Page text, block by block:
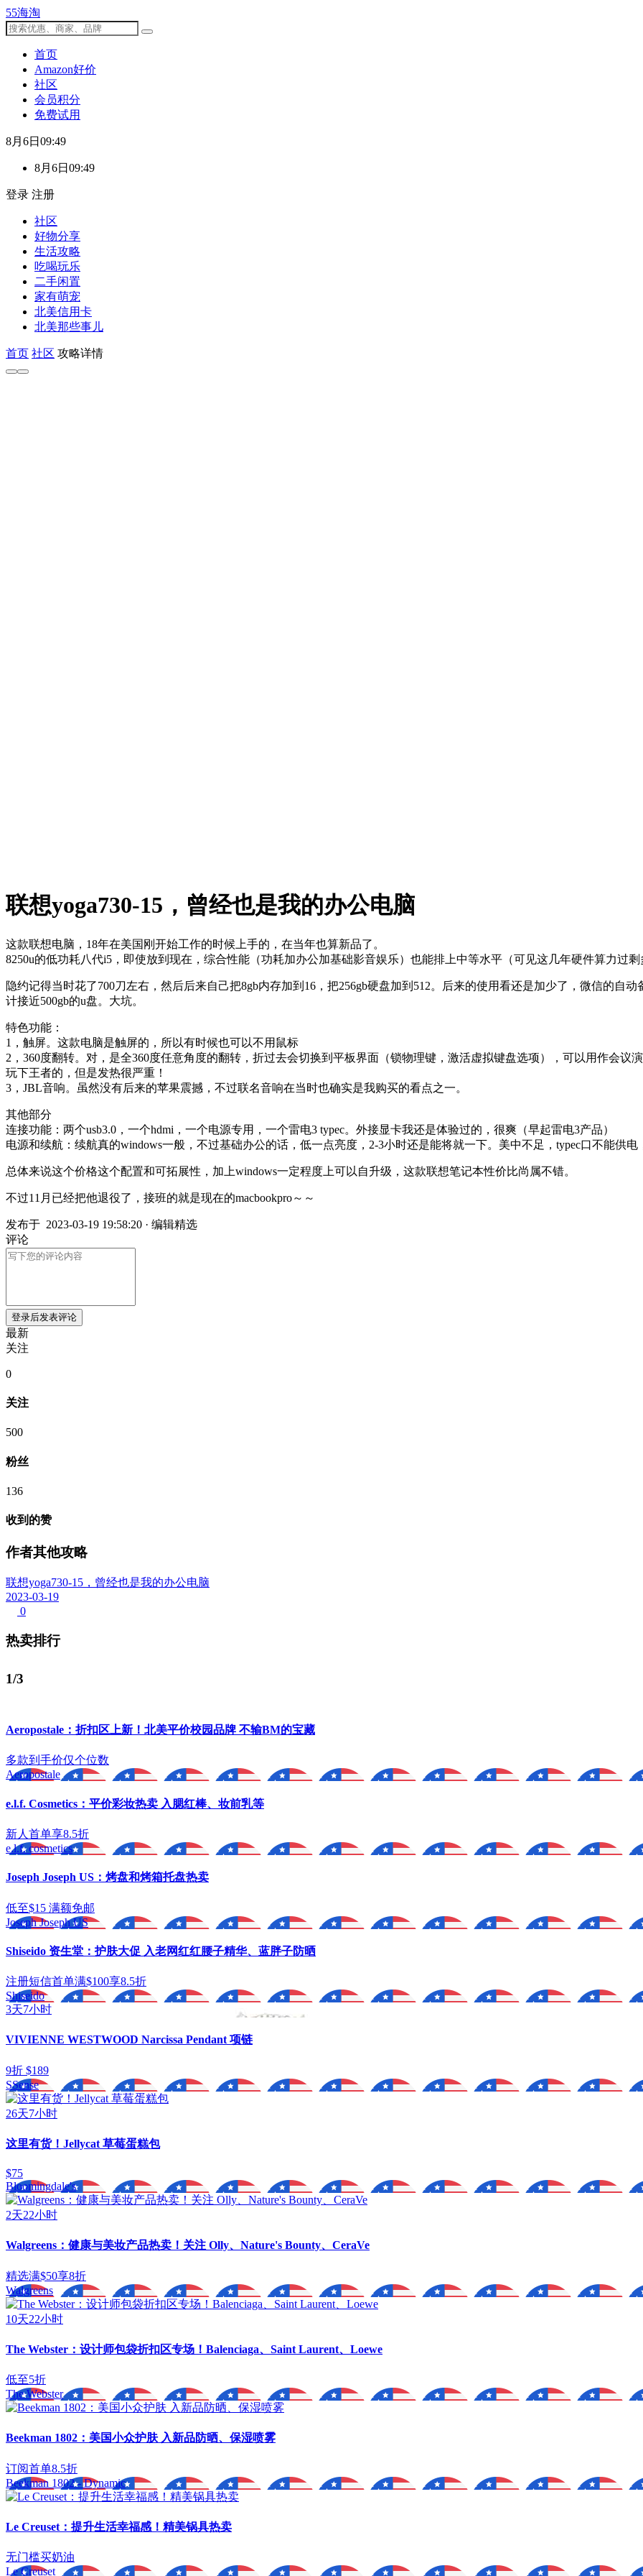
55海淘
首页
Amazon好价
社区
会员积分
免费试用
8月6日09:49
8月6日09:49
登录 注册
社区
好物分享
生活攻略
吃喝玩乐
二手闲置
家有萌宠
北美信用卡
北美那些事儿
首页 社区 攻略详情
联想yoga730-15，曾经也是我的办公电脑
这款联想电脑，18年在美国刚开始工作的时候上手的，在当年也算新品了。
8250u的低功耗八代i5，即使放到现在，综合性能（功耗加办公加基础影音娱乐）也能排上中等水平（可见这几年硬件算力过剩
隐约记得当时花了700刀左右，然后后来自己把8gb内存加到16，把256gb硬盘加到512。后来的使用看还是加少了，微信的自
计接近500gb的u盘。大坑。
特色功能：
1，触屏。这款电脑是触屏的，所以有时候也可以不用鼠标
2，360度翻转。对，是全360度任意角度的翻转，折过去会切换到平板界面（锁物理键，激活虚拟键盘选项），可以用作会议
玩下王者的，但是发热很严重！
3，JBL音响。虽然没有后来的苹果震撼，不过联名音响在当时也确实是我购买的看点之一。
其他部分
连接功能：两个usb3.0，一个hdmi，一个电源专用，一个雷电3 typec。外接显卡我还是体验过的，很爽（早起雷电3产品）
电源和续航：续航真的windows一般，不过基础办公的话，低一点亮度，2-3小时还是能将就一下。美中不足，typec口不能供电
总体来说这个价格这个配置和可拓展性，加上windows一定程度上可以自升级，这款联想笔记本性价比尚属不错。
不过11月已经把他退役了，接班的就是现在的macbookpro～～
发布于 2023-03-19 19:58:20 · 编辑精选
评论
登录后发表评论
最新
关注
0
关注
500
粉丝
136
收到的赞
作者其他攻略
联想yoga730-15，曾经也是我的办公电脑
2023-03-19
0
热卖排行
1/3
Aeropostale：折扣区上新！北美平价校园品牌 不输BM的宝藏
多款到手价仅个位数
Aeropostale
e.l.f. Cosmetics：平价彩妆热卖 入腮红棒、妆前乳等
新人首单享8.5折
e.l.f. cosmetics
Joseph Joseph US：烤盘和烤箱托盘热卖
低至$15 满额免邮
Joseph Joseph US
Shiseido 资生堂：护肤大促 入老网红红腰子精华、蓝胖子防晒
注册短信首单满$100享8.5折
Shiseido
3天7小时
VIVIENNE WESTWOOD Narcissa Pendant 项链
9折 $189
SSense
26天7小时
这里有货！Jellycat 草莓蛋糕包
$75
Bloomingdale's
2天22小时
Walgreens：健康与美妆产品热卖！关注 Olly、Nature's Bounty、CeraVe
精选满$50享8折
Walgreens
10天22小时
The Webster：设计师包袋折扣区专场！Balenciaga、Saint Laurent、Loewe
低至5折
The Webster
Beekman 1802：美国小众护肤 入新品防晒、保湿喷雾
订阅首单8.5折
Beekman 1802 - Dynamic
Le Creuset：提升生活幸福感！精美锅具热卖
无门槛买奶油
Le Creuset